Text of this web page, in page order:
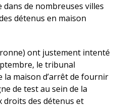
de nombreuses villes
détenus en maison
ont justement intenté
le tribunal
la maison d’arrêt de fournir
de test au sein de la
droits des détenus et